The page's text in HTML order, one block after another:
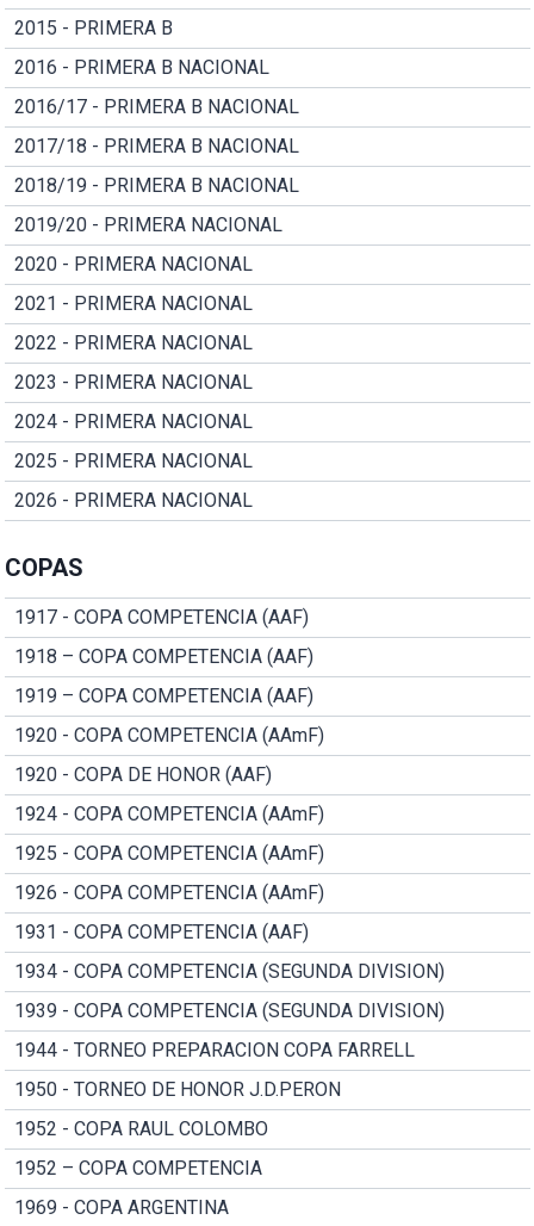
2015 - PRIMERA B
2016 - PRIMERA B NACIONAL
2016/17 - PRIMERA B NACIONAL
2017/18 - PRIMERA B NACIONAL
2018/19 - PRIMERA B NACIONAL
2019/20 - PRIMERA NACIONAL
2020 - PRIMERA NACIONAL
2021 - PRIMERA NACIONAL
2022 - PRIMERA NACIONAL
2023 - PRIMERA NACIONAL
2024 - PRIMERA NACIONAL
2025 - PRIMERA NACIONAL
2026 - PRIMERA NACIONAL
COPAS
1917 - COPA COMPETENCIA (AAF)
1918 – COPA COMPETENCIA (AAF)
1919 – COPA COMPETENCIA (AAF)
1920 - COPA COMPETENCIA (AAmF)
1920 - COPA DE HONOR (AAF)
1924 - COPA COMPETENCIA (AAmF)
1925 - COPA COMPETENCIA (AAmF)
1926 - COPA COMPETENCIA (AAmF)
1931 - COPA COMPETENCIA (AAF)
1934 - COPA COMPETENCIA (SEGUNDA DIVISION)
1939 - COPA COMPETENCIA (SEGUNDA DIVISION)
1944 - TORNEO PREPARACION COPA FARRELL
1950 - TORNEO DE HONOR J.D.PERON
1952 - COPA RAUL COLOMBO
1952 – COPA COMPETENCIA
1969 - COPA ARGENTINA